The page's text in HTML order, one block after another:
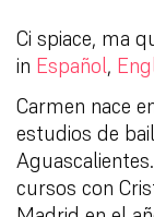
Ci spiace, ma
in Español,
Carmen nace
estudios de
cursos con